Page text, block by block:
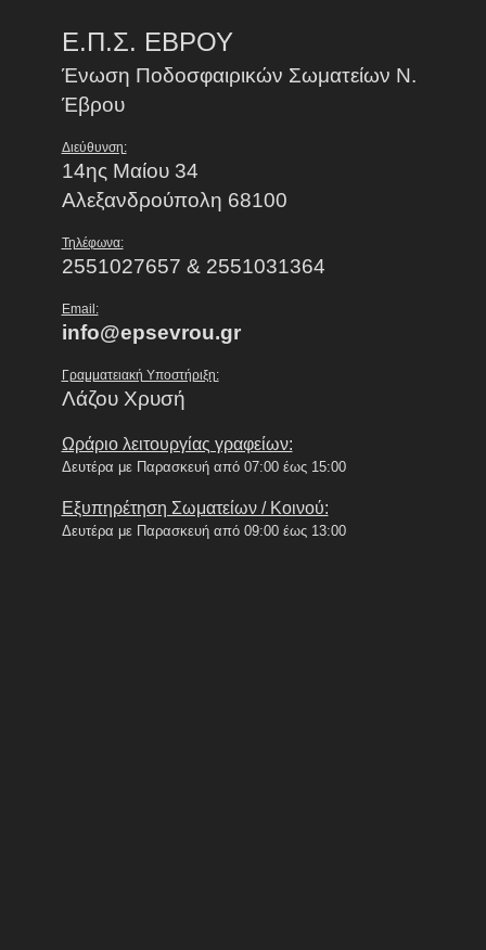
Ε.Π.Σ. ΕΒΡΟΥ
Ένωση Ποδοσφαιρικών Σωματείων Ν.
Έβρου
Διεύθυνση:
14ης Μαίου 34
Αλεξανδρούπολη 68100
Τηλέφωνα:
2551027657 & 2551031364
Email:
info@epsevrou.gr
Γραμματειακή Υποστήριξη:
Λάζου Χρυσή
Ωράριο λειτουργίας γραφείων:
Δευτέρα με Παρασκευή από 07:00 έως 15:00
Εξυπηρέτηση Σωματείων / Κοινού:
Δευτέρα με Παρασκευή από 09:00 έως 13:00